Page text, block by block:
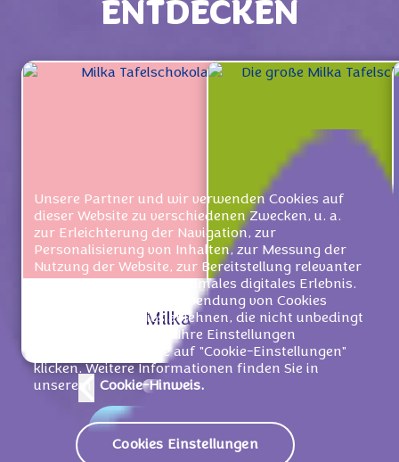
ENTDECKEN
Milka Erdbeer 100gMilka
Zu den Produkten
Unsere Partner und wir verwenden Cookies auf
dieser Website zu verschiedenen Zwecken, u. a.
zur Erleichterung der Navigation, zur
Personalisierung von Inhalten, zur Messung der
Nutzung der Website, zur Bereitstellung relevanter
Werbung und für ein optimales digitales Erlebnis.
Sie können unserer Verwendung von Cookies
zustimmen, Cookies ablehnen, die nicht unbedingt
notwendig sind, oder Ihre Einstellungen
verwalten, indem Sie auf "Cookie-Einstellungen"
klicken. Weitere Informationen finden Sie in
unserem
Cookie-Hinweis.
Cookies Einstellungen